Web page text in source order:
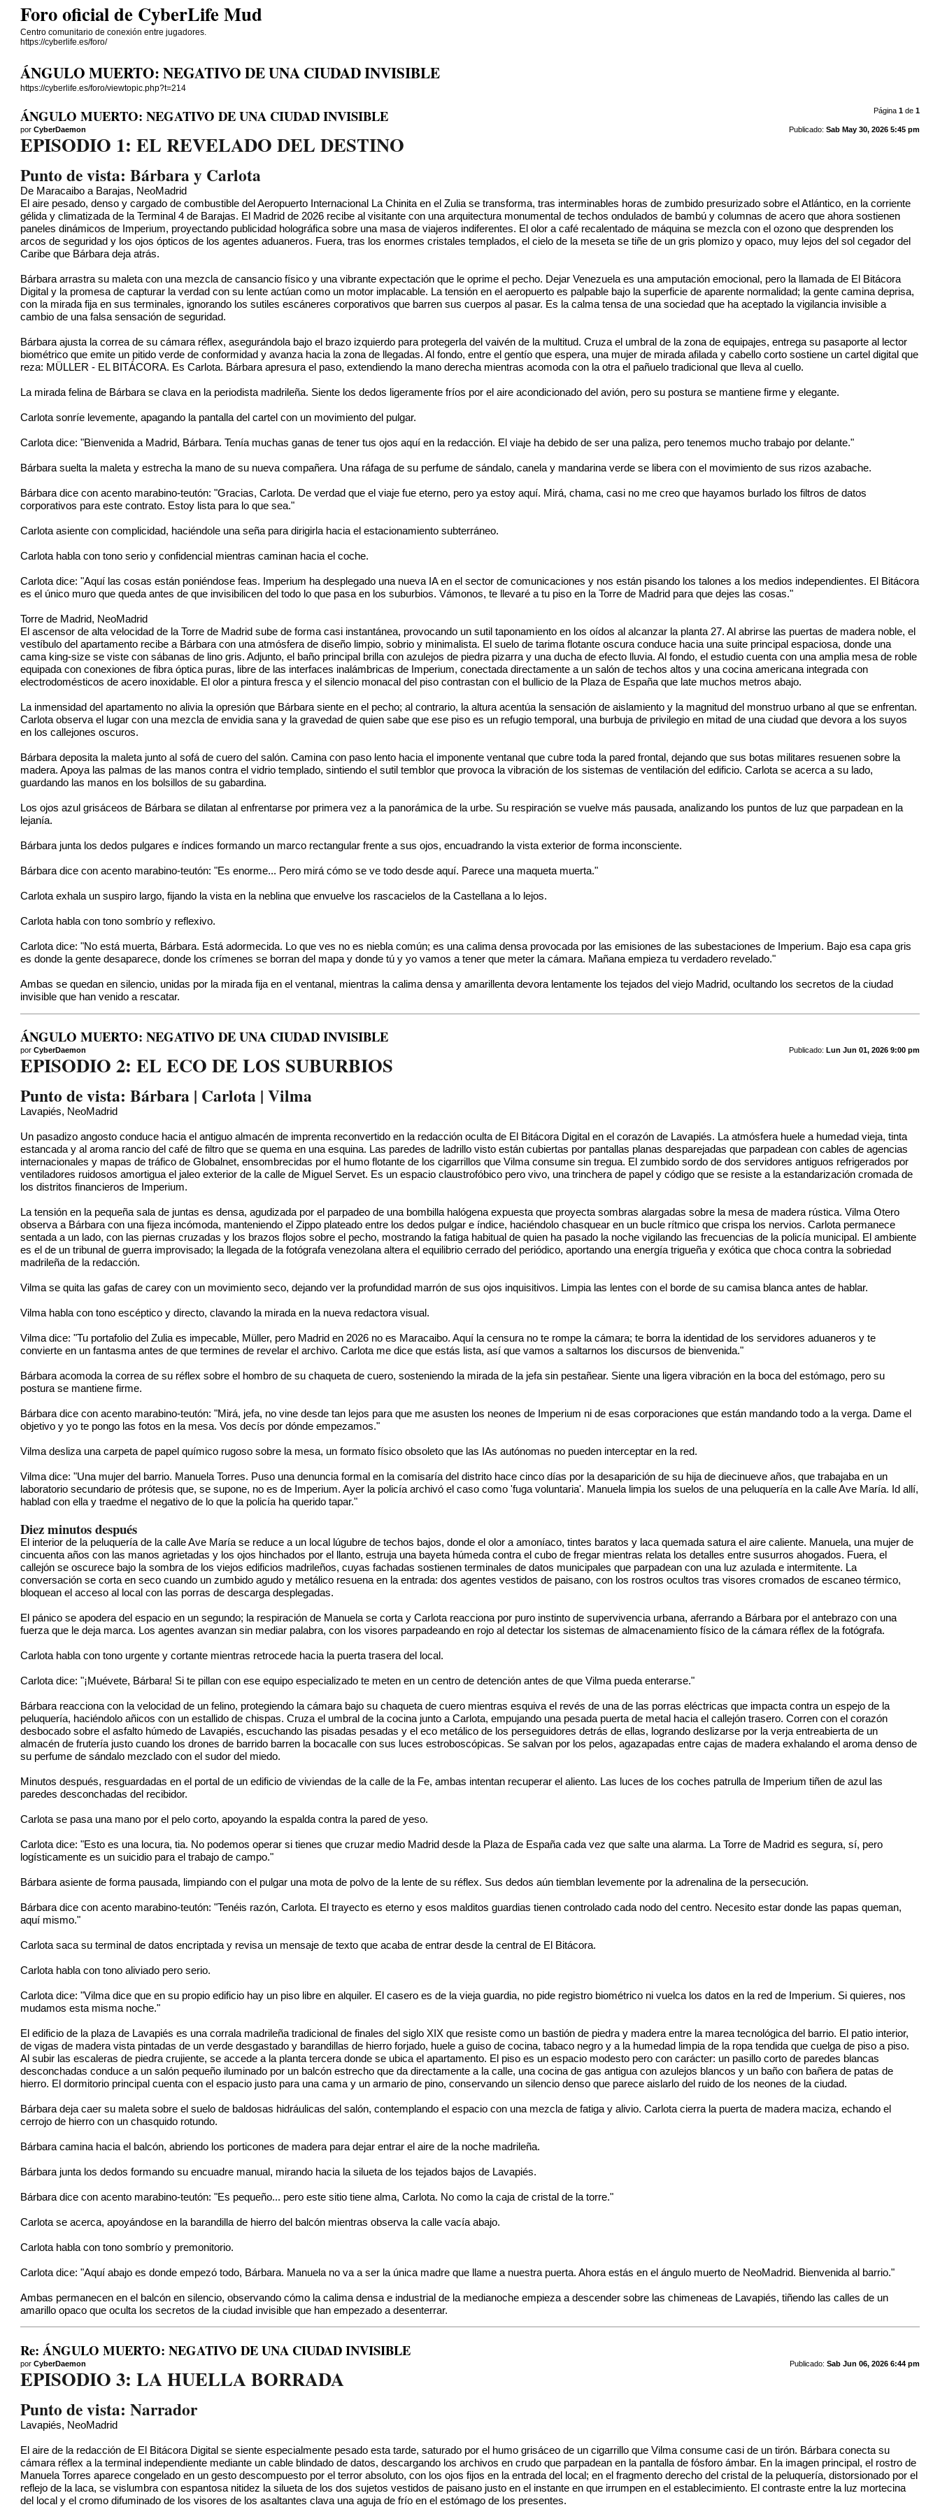
Foro oficial de CyberLife Mud
Centro comunitario de conexión entre jugadores.
https://cyberlife.es/foro/
ÁNGULO MUERTO: NEGATIVO DE UNA CIUDAD INVISIBLE
https://cyberlife.es/foro/viewtopic.php?t=214
Página 1de 1
ÁNGULO MUERTO: NEGATIVO DE UNA CIUDAD INVISIBLE
Publicado: Sab May 30, 2026 5:45 pm
porCyberDaemon
EPISODIO 1: EL REVELADO DEL DESTINO
Punto de vista: Bárbara y Carlota
De Maracaibo a Barajas, NeoMadrid
El aire pesado, denso y cargado de combustible del Aeropuerto Internacional La Chinita en el Zulia se transforma, tras interminables horas de zumbido presurizado sobre el Atlántico, en la corriente
gélida y climatizada de la Terminal 4 de Barajas. El Madrid de 2026 recibe al visitante con una arquitectura monumental de techos ondulados de bambú y columnas de acero que ahora sostienen
paneles dinámicos de Imperium, proyectando publicidad holográfica sobre una masa de viajeros indiferentes. El olor a café recalentado de máquina se mezcla con el ozono que desprenden los
arcos de seguridad y los ojos ópticos de los agentes aduaneros. Fuera, tras los enormes cristales templados, el cielo de la meseta se tiñe de un gris plomizo y opaco, muy lejos del sol cegador del
Caribe que Bárbara deja atrás.
Bárbara arrastra su maleta con una mezcla de cansancio físico y una vibrante expectación que le oprime el pecho. Dejar Venezuela es una amputación emocional, pero la llamada de El Bitácora
Digital y la promesa de capturar la verdad con su lente actúan como un motor implacable. La tensión en el aeropuerto es palpable bajo la superficie de aparente normalidad; la gente camina deprisa,
con la mirada fija en sus terminales, ignorando los sutiles escáneres corporativos que barren sus cuerpos al pasar. Es la calma tensa de una sociedad que ha aceptado la vigilancia invisible a
cambio de una falsa sensación de seguridad.
Bárbara ajusta la correa de su cámara réflex, asegurándola bajo el brazo izquierdo para protegerla del vaivén de la multitud. Cruza el umbral de la zona de equipajes, entrega su pasaporte al lector
biométrico que emite un pitido verde de conformidad y avanza hacia la zona de llegadas. Al fondo, entre el gentío que espera, una mujer de mirada afilada y cabello corto sostiene un cartel digital que
reza: MÜLLER - EL BITÁCORA. Es Carlota. Bárbara apresura el paso, extendiendo la mano derecha mientras acomoda con la otra el pañuelo tradicional que lleva al cuello.
La mirada felina de Bárbara se clava en la periodista madrileña. Siente los dedos ligeramente fríos por el aire acondicionado del avión, pero su postura se mantiene firme y elegante.
Carlota sonríe levemente, apagando la pantalla del cartel con un movimiento del pulgar.
Carlota dice: "Bienvenida a Madrid, Bárbara. Tenía muchas ganas de tener tus ojos aquí en la redacción. El viaje ha debido de ser una paliza, pero tenemos mucho trabajo por delante."
Bárbara suelta la maleta y estrecha la mano de su nueva compañera. Una ráfaga de su perfume de sándalo, canela y mandarina verde se libera con el movimiento de sus rizos azabache.
Bárbara dice con acento marabino-teutón: "Gracias, Carlota. De verdad que el viaje fue eterno, pero ya estoy aquí. Mirá, chama, casi no me creo que hayamos burlado los filtros de datos
corporativos para este contrato. Estoy lista para lo que sea."
Carlota asiente con complicidad, haciéndole una seña para dirigirla hacia el estacionamiento subterráneo.
Carlota habla con tono serio y confidencial mientras caminan hacia el coche.
Carlota dice: "Aquí las cosas están poniéndose feas. Imperium ha desplegado una nueva IA en el sector de comunicaciones y nos están pisando los talones a los medios independientes. El Bitácora
es el único muro que queda antes de que invisibilicen del todo lo que pasa en los suburbios. Vámonos, te llevaré a tu piso en la Torre de Madrid para que dejes las cosas."
Torre de Madrid, NeoMadrid
El ascensor de alta velocidad de la Torre de Madrid sube de forma casi instantánea, provocando un sutil taponamiento en los oídos al alcanzar la planta 27. Al abrirse las puertas de madera noble, el
vestíbulo del apartamento recibe a Bárbara con una atmósfera de diseño limpio, sobrio y minimalista. El suelo de tarima flotante oscura conduce hacia una suite principal espaciosa, donde una
cama king-size se viste con sábanas de lino gris. Adjunto, el baño principal brilla con azulejos de piedra pizarra y una ducha de efecto lluvia. Al fondo, el estudio cuenta con una amplia mesa de roble
equipada con conexiones de fibra óptica puras, libre de las interfaces inalámbricas de Imperium, conectada directamente a un salón de techos altos y una cocina americana integrada con
electrodomésticos de acero inoxidable. El olor a pintura fresca y el silencio monacal del piso contrastan con el bullicio de la Plaza de España que late muchos metros abajo.
La inmensidad del apartamento no alivia la opresión que Bárbara siente en el pecho; al contrario, la altura acentúa la sensación de aislamiento y la magnitud del monstruo urbano al que se enfrentan.
Carlota observa el lugar con una mezcla de envidia sana y la gravedad de quien sabe que ese piso es un refugio temporal, una burbuja de privilegio en mitad de una ciudad que devora a los suyos
en los callejones oscuros.
Bárbara deposita la maleta junto al sofá de cuero del salón. Camina con paso lento hacia el imponente ventanal que cubre toda la pared frontal, dejando que sus botas militares resuenen sobre la
madera. Apoya las palmas de las manos contra el vidrio templado, sintiendo el sutil temblor que provoca la vibración de los sistemas de ventilación del edificio. Carlota se acerca a su lado,
guardando las manos en los bolsillos de su gabardina.
Los ojos azul grisáceos de Bárbara se dilatan al enfrentarse por primera vez a la panorámica de la urbe. Su respiración se vuelve más pausada, analizando los puntos de luz que parpadean en la
lejanía.
Bárbara junta los dedos pulgares e índices formando un marco rectangular frente a sus ojos, encuadrando la vista exterior de forma inconsciente.
Bárbara dice con acento marabino-teutón: "Es enorme... Pero mirá cómo se ve todo desde aquí. Parece una maqueta muerta."
Carlota exhala un suspiro largo, fijando la vista en la neblina que envuelve los rascacielos de la Castellana a lo lejos.
Carlota habla con tono sombrío y reflexivo.
Carlota dice: "No está muerta, Bárbara. Está adormecida. Lo que ves no es niebla común; es una calima densa provocada por las emisiones de las subestaciones de Imperium. Bajo esa capa gris
es donde la gente desaparece, donde los crímenes se borran del mapa y donde tú y yo vamos a tener que meter la cámara. Mañana empieza tu verdadero revelado."
Ambas se quedan en silencio, unidas por la mirada fija en el ventanal, mientras la calima densa y amarillenta devora lentamente los tejados del viejo Madrid, ocultando los secretos de la ciudad
invisible que han venido a rescatar.
ÁNGULO MUERTO: NEGATIVO DE UNA CIUDAD INVISIBLE
Publicado: Lun Jun 01, 2026 9:00 pm
porCyberDaemon
EPISODIO 2: EL ECO DE LOS SUBURBIOS
Punto de vista: Bárbara | Carlota | Vilma
Lavapiés, NeoMadrid
Un pasadizo angosto conduce hacia el antiguo almacén de imprenta reconvertido en la redacción oculta de El Bitácora Digital en el corazón de Lavapiés. La atmósfera huele a humedad vieja, tinta
estancada y al aroma rancio del café de filtro que se quema en una esquina. Las paredes de ladrillo visto están cubiertas por pantallas planas desparejadas que parpadean con cables de agencias
internacionales y mapas de tráfico de Globalnet, ensombrecidas por el humo flotante de los cigarrillos que Vilma consume sin tregua. El zumbido sordo de dos servidores antiguos refrigerados por
ventiladores ruidosos amortigua el jaleo exterior de la calle de Miguel Servet. Es un espacio claustrofóbico pero vivo, una trinchera de papel y código que se resiste a la estandarización cromada de
los distritos financieros de Imperium.
La tensión en la pequeña sala de juntas es densa, agudizada por el parpadeo de una bombilla halógena expuesta que proyecta sombras alargadas sobre la mesa de madera rústica. Vilma Otero
observa a Bárbara con una fijeza incómoda, manteniendo el Zippo plateado entre los dedos pulgar e índice, haciéndolo chasquear en un bucle rítmico que crispa los nervios. Carlota permanece
sentada a un lado, con las piernas cruzadas y los brazos flojos sobre el pecho, mostrando la fatiga habitual de quien ha pasado la noche vigilando las frecuencias de la policía municipal. El ambiente
es el de un tribunal de guerra improvisado; la llegada de la fotógrafa venezolana altera el equilibrio cerrado del periódico, aportando una energía trigueña y exótica que choca contra la sobriedad
madrileña de la redacción.
Vilma se quita las gafas de carey con un movimiento seco, dejando ver la profundidad marrón de sus ojos inquisitivos. Limpia las lentes con el borde de su camisa blanca antes de hablar.
Vilma habla con tono escéptico y directo, clavando la mirada en la nueva redactora visual.
Vilma dice: "Tu portafolio del Zulia es impecable, Müller, pero Madrid en 2026 no es Maracaibo. Aquí la censura no te rompe la cámara; te borra la identidad de los servidores aduaneros y te
convierte en un fantasma antes de que termines de revelar el archivo. Carlota me dice que estás lista, así que vamos a saltarnos los discursos de bienvenida."
Bárbara acomoda la correa de su réflex sobre el hombro de su chaqueta de cuero, sosteniendo la mirada de la jefa sin pestañear. Siente una ligera vibración en la boca del estómago, pero su
postura se mantiene firme.
Bárbara dice con acento marabino-teutón: "Mirá, jefa, no vine desde tan lejos para que me asusten los neones de Imperium ni de esas corporaciones que están mandando todo a la verga. Dame el
objetivo y yo te pongo las fotos en la mesa. Vos decís por dónde empezamos."
Vilma desliza una carpeta de papel químico rugoso sobre la mesa, un formato físico obsoleto que las IAs autónomas no pueden interceptar en la red.
Vilma dice: "Una mujer del barrio. Manuela Torres. Puso una denuncia formal en la comisaría del distrito hace cinco días por la desaparición de su hija de diecinueve años, que trabajaba en un
laboratorio secundario de prótesis que, se supone, no es de Imperium. Ayer la policía archivó el caso como 'fuga voluntaria'. Manuela limpia los suelos de una peluquería en la calle Ave María. Id allí,
hablad con ella y traedme el negativo de lo que la policía ha querido tapar."
Diez minutos después
El interior de la peluquería de la calle Ave María se reduce a un local lúgubre de techos bajos, donde el olor a amoníaco, tintes baratos y laca quemada satura el aire caliente. Manuela, una mujer de
cincuenta años con las manos agrietadas y los ojos hinchados por el llanto, estruja una bayeta húmeda contra el cubo de fregar mientras relata los detalles entre susurros ahogados. Fuera, el
callejón se oscurece bajo la sombra de los viejos edificios madrileños, cuyas fachadas sostienen terminales de datos municipales que parpadean con una luz azulada e intermitente. La
conversación se corta en seco cuando un zumbido agudo y metálico resuena en la entrada: dos agentes vestidos de paisano, con los rostros ocultos tras visores cromados de escaneo térmico,
bloquean el acceso al local con las porras de descarga desplegadas.
El pánico se apodera del espacio en un segundo; la respiración de Manuela se corta y Carlota reacciona por puro instinto de supervivencia urbana, aferrando a Bárbara por el antebrazo con una
fuerza que le deja marca. Los agentes avanzan sin mediar palabra, con los visores parpadeando en rojo al detectar los sistemas de almacenamiento físico de la cámara réflex de la fotógrafa.
Carlota habla con tono urgente y cortante mientras retrocede hacia la puerta trasera del local.
Carlota dice: "¡Muévete, Bárbara! Si te pillan con ese equipo especializado te meten en un centro de detención antes de que Vilma pueda enterarse."
Bárbara reacciona con la velocidad de un felino, protegiendo la cámara bajo su chaqueta de cuero mientras esquiva el revés de una de las porras eléctricas que impacta contra un espejo de la
peluquería, haciéndolo añicos con un estallido de chispas. Cruza el umbral de la cocina junto a Carlota, empujando una pesada puerta de metal hacia el callejón trasero. Corren con el corazón
desbocado sobre el asfalto húmedo de Lavapiés, escuchando las pisadas pesadas y el eco metálico de los perseguidores detrás de ellas, logrando deslizarse por la verja entreabierta de un
almacén de frutería justo cuando los drones de barrido barren la bocacalle con sus luces estroboscópicas. Se salvan por los pelos, agazapadas entre cajas de madera exhalando el aroma denso de
su perfume de sándalo mezclado con el sudor del miedo.
Minutos después, resguardadas en el portal de un edificio de viviendas de la calle de la Fe, ambas intentan recuperar el aliento. Las luces de los coches patrulla de Imperium tiñen de azul las
paredes desconchadas del recibidor.
Carlota se pasa una mano por el pelo corto, apoyando la espalda contra la pared de yeso.
Carlota dice: "Esto es una locura, tia. No podemos operar si tienes que cruzar medio Madrid desde la Plaza de España cada vez que salte una alarma. La Torre de Madrid es segura, sí, pero
logísticamente es un suicidio para el trabajo de campo."
Bárbara asiente de forma pausada, limpiando con el pulgar una mota de polvo de la lente de su réflex. Sus dedos aún tiemblan levemente por la adrenalina de la persecución.
Bárbara dice con acento marabino-teutón: "Tenéis razón, Carlota. El trayecto es eterno y esos malditos guardias tienen controlado cada nodo del centro. Necesito estar donde las papas queman,
aquí mismo."
Carlota saca su terminal de datos encriptada y revisa un mensaje de texto que acaba de entrar desde la central de El Bitácora.
Carlota habla con tono aliviado pero serio.
Carlota dice: "Vilma dice que en su propio edificio hay un piso libre en alquiler. El casero es de la vieja guardia, no pide registro biométrico ni vuelca los datos en la red de Imperium. Si quieres, nos
mudamos esta misma noche."
El edificio de la plaza de Lavapiés es una corrala madrileña tradicional de finales del siglo XIX que resiste como un bastión de piedra y madera entre la marea tecnológica del barrio. El patio interior,
de vigas de madera vista pintadas de un verde desgastado y barandillas de hierro forjado, huele a guiso de cocina, tabaco negro y a la humedad limpia de la ropa tendida que cuelga de piso a piso.
Al subir las escaleras de piedra crujiente, se accede a la planta tercera donde se ubica el apartamento. El piso es un espacio modesto pero con carácter: un pasillo corto de paredes blancas
desconchadas conduce a un salón pequeño iluminado por un balcón estrecho que da directamente a la calle, una cocina de gas antigua con azulejos blancos y un baño con bañera de patas de
hierro. El dormitorio principal cuenta con el espacio justo para una cama y un armario de pino, conservando un silencio denso que parece aislarlo del ruido de los neones de la ciudad.
Bárbara deja caer su maleta sobre el suelo de baldosas hidráulicas del salón, contemplando el espacio con una mezcla de fatiga y alivio. Carlota cierra la puerta de madera maciza, echando el
cerrojo de hierro con un chasquido rotundo.
Bárbara camina hacia el balcón, abriendo los porticones de madera para dejar entrar el aire de la noche madrileña.
Bárbara junta los dedos formando su encuadre manual, mirando hacia la silueta de los tejados bajos de Lavapiés.
Bárbara dice con acento marabino-teutón: "Es pequeño... pero este sitio tiene alma, Carlota. No como la caja de cristal de la torre."
Carlota se acerca, apoyándose en la barandilla de hierro del balcón mientras observa la calle vacía abajo.
Carlota habla con tono sombrío y premonitorio.
Carlota dice: "Aquí abajo es donde empezó todo, Bárbara. Manuela no va a ser la única madre que llame a nuestra puerta. Ahora estás en el ángulo muerto de NeoMadrid. Bienvenida al barrio."
Ambas permanecen en el balcón en silencio, observando cómo la calima densa e industrial de la medianoche empieza a descender sobre las chimeneas de Lavapiés, tiñendo las calles de un
amarillo opaco que oculta los secretos de la ciudad invisible que han empezado a desenterrar.
Re: ÁNGULO MUERTO: NEGATIVO DE UNA CIUDAD INVISIBLE
Publicado: Sab Jun 06, 2026 6:44 pm
porCyberDaemon
EPISODIO 3: LA HUELLA BORRADA
Punto de vista: Narrador
Lavapiés, NeoMadrid
El aire de la redacción de El Bitácora Digital se siente especialmente pesado esta tarde, saturado por el humo grisáceo de un cigarrillo que Vilma consume casi de un tirón. Bárbara conecta su
cámara réflex a la terminal independiente mediante un cable blindado de datos, descargando los archivos en crudo que parpadean en la pantalla de fósforo ámbar. En la imagen principal, el rostro de
Manuela Torres aparece congelado en un gesto descompuesto por el terror absoluto, con los ojos fijos en la entrada del local; en el fragmento derecho del cristal de la peluquería, distorsionado por el
reflejo de la laca, se vislumbra con espantosa nitidez la silueta de los dos sujetos vestidos de paisano justo en el instante en que irrumpen en el establecimiento. El contraste entre la luz mortecina
del local y el cromo difuminado de los visores de los asaltantes clava una aguja de frío en el estómago de los presentes.